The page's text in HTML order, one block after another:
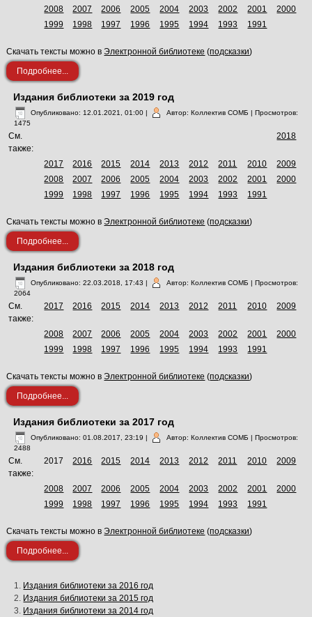
2008
2007 2006 2005 2004 2003 2002 2001
2000
1999
1998 1997 1996 1995 1994 1993 1991
Скачать тексты можно вЭлектронной библиотеке (подсказки)
Подробнее...
Издания библиотеки за 2019 год
Опубликовано: 12.01.2021, 01:00 | Автор: Коллектив СОМБ | Просмотров:
1475
См.
также:
2018
2017 2016 2015 2014 2013 2012 2011 2010
2009
2008
2007 2006 2005 2004 2003 2002 2001
2000
1999
1998 1997 1996 1995 1994 1993 1991
Скачать тексты можно вЭлектронной библиотеке (подсказки)
Подробнее...
Издания библиотеки за 2018 год
Опубликовано: 22.03.2018, 17:43 | Автор: Коллектив СОМБ | Просмотров:
2064
См.
также:
2017 2016 2015 2014 2013 2012 2011 2010 2009
2008 2007 2006 2005 2004 2003 2002 2001
2000
1999
1998 1997 1996 1995 1994 1993 1991
Скачать тексты можно вЭлектронной библиотеке (подсказки)
Подробнее...
Издания библиотеки за 2017 год
Опубликовано: 01.08.2017, 23:19 | Автор: Коллектив СОМБ | Просмотров:
2488
См.
также:
2017 2016 2015 2014 2013 2012 2011 2010 2009
2008 2007 2006 2005 2004 2003 2002 2001
2000
1999
1998 1997 1996 1995 1994 1993 1991
Скачать тексты можно вЭлектронной библиотеке (подсказки)
Подробнее...
Издания библиотеки за 2016 год
Издания библиотеки за 2015 год
Издания библиотеки за 2014 год